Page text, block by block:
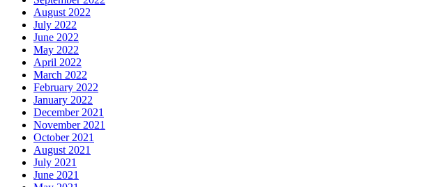
August 2022
July 2022
June 2022
May 2022
April 2022
March 2022
February 2022
January 2022
December 2021
November 2021
October 2021
August 2021
July 2021
June 2021